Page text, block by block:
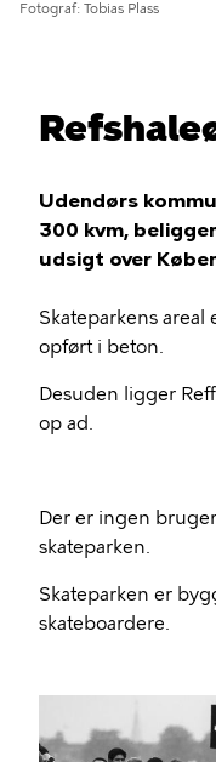
Fotograf Tobias Plass
Udendørs
300 kvm,
udsigt over
Skateparkens
opført i beton.
Desuden ligger
op ad.
Der er ingen
skateparken.
Skateparken er
skateboardere.